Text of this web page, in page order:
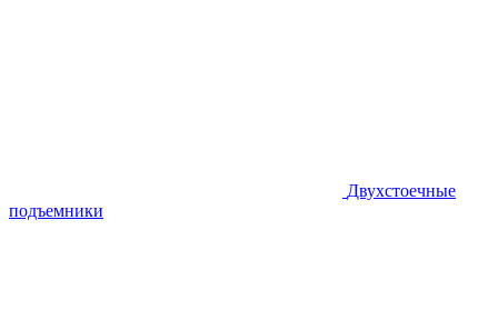
Двухстоечные
подъемники